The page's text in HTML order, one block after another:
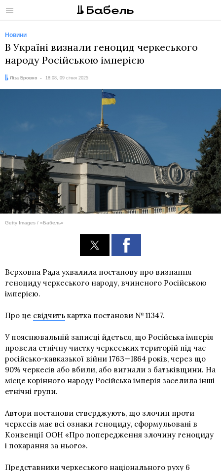
Меню
Новини
В Україні визнали геноцид черкеського
народу Російською імперією
Автор:
Ліза Бровко
Дата: 18:08, 09 січня 2025
Getty Images / «Бабель»
Верховна Рада ухвалила постанову про визнання
геноциду черкеського народу, вчиненого Російською
імперією.
Про це свідчить картка постанови № 11347.
У пояснювальній записці йдеться, що Російська імперія
провела етнічну чистку черкеських територій під час
російсько-кавказької війни 1763—1864 років, через що
90% черкесів або вбили, або вигнали з батьківщини. На
місце корінного народу Російська імперія заселила інші
етнічні групи.
Автори постанови стверджують, що злочин проти
черкесів має всі ознаки геноциду, сформульовані в
Конвенції ООН «Про попередження злочину геноциду
і покарання за нього».
Представники черкеського національного руху 6